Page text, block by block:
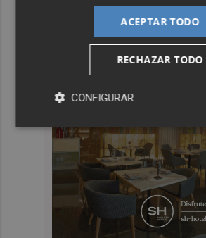
ACEPTAR TODO
RECHAZAR TODO
CONFIGURAR